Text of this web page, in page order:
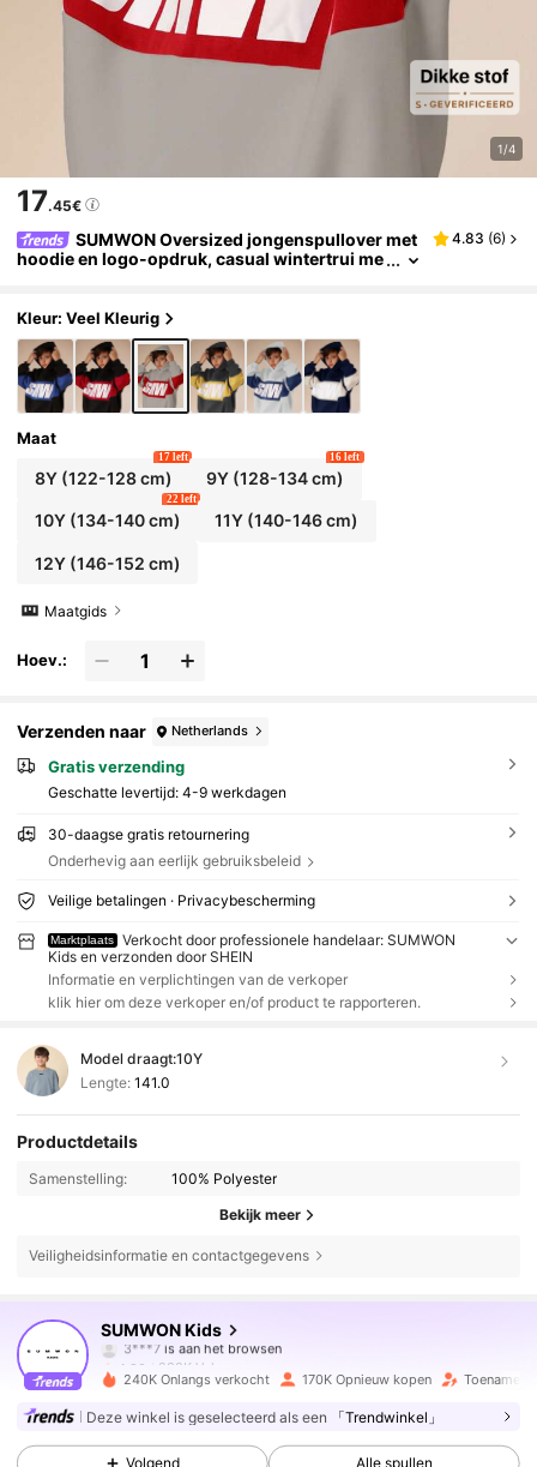
1/4
17.45€
SUMWON Oversized jongenspullover met
hoodie en logo-opdruk, casual wintertrui me
4.83 (6)
Kleur: Veel Kleurig
Maat
8Y(122-128 cm)
17 left
9Y (128-134 cm)
16 left
10Y(134-140 cm)
22 left
11Y (140-146 cm)
12Y(146-152 cm)
Maatgids
Hoev.:
Verzenden naar Netherlands
Gratis verzending
Geschatte levertijd: 4-9 werkdagen
30-daagse gratis retournering
Onderhevig aan eerlijk gebruiksbeleid
Veilige betalingen · Privacybescherming
Marktplaats
Verkocht door professionele handelaar: SUMWON
Kids en verzonden door SHEIN
Informatie en verplichtingen van de verkoper
klik hier om deze verkoper en/of product te rapporteren.
Model draagt:10Y
Lengte: 141.0
Productdetails
Samenstelling: 100% Polyester
Bekijk meer
Veiligheidsinformatie en contactgegevens
SUMWON Kids
3***7is aan het browsen
4.90
288K Volgers
240K Onlangs verkocht 170K Opnieuw kopen Toename
Deze winkel is geselecteerd als een 「Trendwinkel」
Volgend Alle spullen